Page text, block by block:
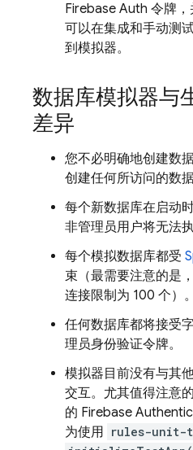
Firebase Auth 令牌
可以在集成和手动测
到模拟器。
数据库模拟器与
差异
您不必明确地创建数
创建任何所访问的数据
每个新数据库在启动
非管理员用户将无法
每个模拟数据库都受
束（最需要注意的是
连接限制为 100 个）。
任何数据库都将接受
理员身份验证令牌。
模拟器目前没有与其
交互。尤其值得注意
的 Firebase
为使用 rules-unit-